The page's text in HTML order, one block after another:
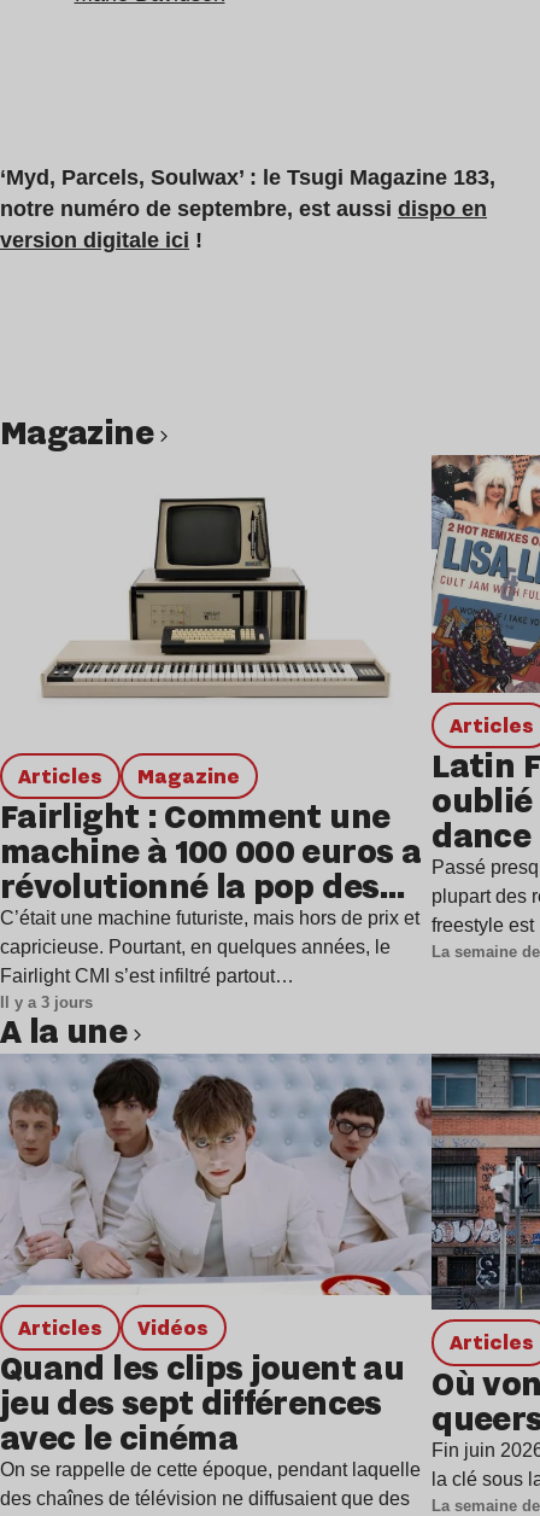
‘Myd, Parcels, Soulwax’ : le Tsugi Magazine 183,
notre numéro de septembre, est aussi dispo en
version digitale ici !
magazine
Articles magazine
Fairlight : Comment une
machine à 100 000 euros a
révolutionné la pop des
années 1980 ?
C’était une machine futuriste, mais hors de prix et
capricieuse. Pourtant, en quelques années, le
Fairlight CMI s’est infiltré partout…
Il y a 3 jours
Articles
Latin
oublié
Passé
plupart des
freestyle
La semaine
A la une
Articles Vidéos
Quand les clips jouent au
jeu des sept différences
avec le cinéma
On se rappelle de cette époque, pendant laquelle
des chaînes de télévision ne diffusaient que des
Articles
Où
Fin juin
la clé sous
La semaine
Lire l’article